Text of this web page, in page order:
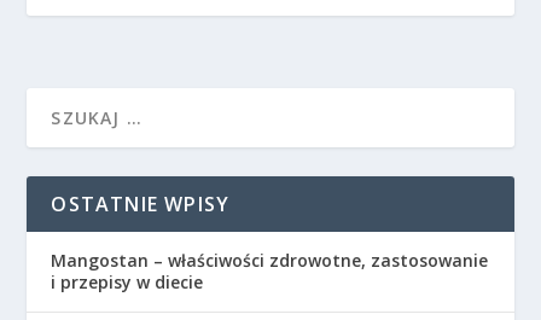
OSTATNIE WPISY
Mangostan – właściwości zdrowotne, zastosowanie
i przepisy w diecie